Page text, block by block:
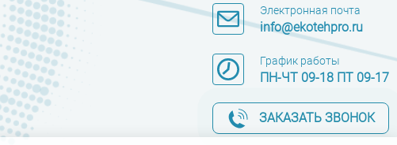
Электронная почта
info@ekotehpro.ru
График работы
ПН-ЧТ 09-18 ПТ 09-17
ЗАКАЗАТЬ ЗВОНОК